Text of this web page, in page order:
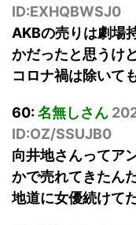
ID:EXHQBWSJ0
AKBの売りは劇場
かだったと思うけ
コロナ禍は除いて
60:名無しさん
ID:OZ/SSUJB0
向井地さんってア
かで売れてきたん
地道に女優続けて